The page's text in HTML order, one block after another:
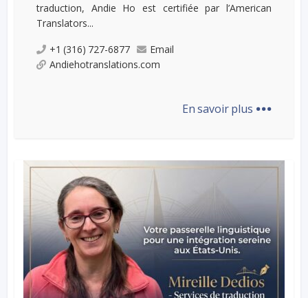
traduction, Andie Ho est certifiée par l’American
Translators...
+1 (316) 727-6877
Email
Andiehotranslations.com
En savoir plus ...